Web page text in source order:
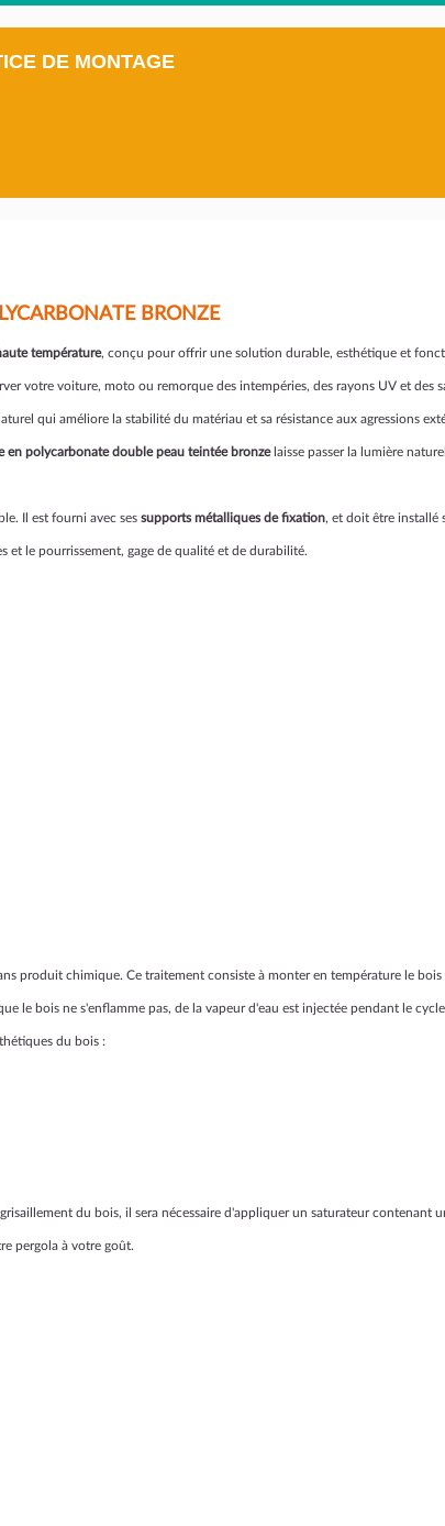
DE MONTAGE
BRONZE
température, conçu pour offrir une solution durable, esthétique et
votre voiture, moto ou remorque des intempéries, des rayons UV et des
qui améliore la stabilité du matériau et sa résistance aux agressions
en polycarbonate double peau teintée bronzelaisse passer la lumière
Il est fourni avec ses supports métalliques de fixation, et doit être installé
et le pourrissement, gage de qualité et de durabilité.
produit chimique. Ce traitement consiste à monter en température le
le bois ne s'enflamme pas, de la vapeur d'eau est injectée pendant le
du bois :
du bois, il sera nécessaire d'appliquer un saturateur contenant
pergola à votre goût.